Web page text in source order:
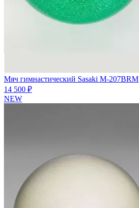
Мяч гимнастический Sasaki M-207BRM
14 500 ₽
NEW